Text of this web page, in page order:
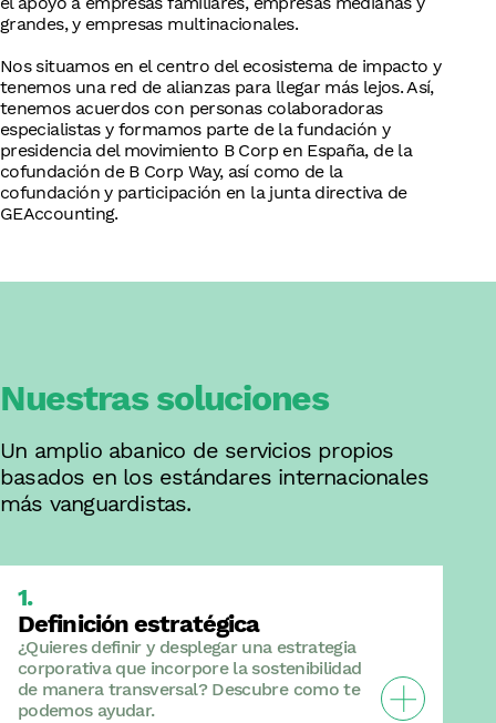
grandes, y empresas multinacionales.
Nos situamos en el centro del ecosistema de impacto y
tenemos una red de alianzas para llegar más lejos. Así,
tenemos acuerdos con personas colaboradoras
especialistas y formamos parte de la fundación y
presidencia del movimiento B Corp en España, de la
cofundación de B Corp Way, así como de la
cofundación y participación en la junta directiva de
GEAccounting.
Nuestras soluciones
Un amplio abanico de servicios propios
basados en los estándares internacionales
más vanguardistas.
Definición estratégica
¿Quieres definir y desplegar una estrategia
corporativa que incorpore la sostenibilidad
de manera transversal? Descubre como te
podemos ayudar.
Veure